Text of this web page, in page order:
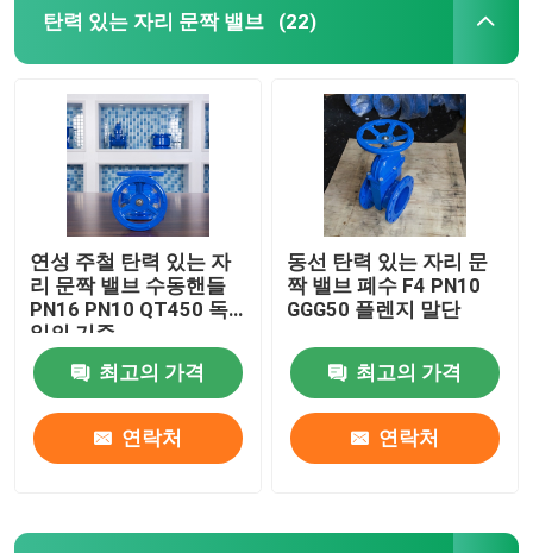
탄력 있는 자리 문짝 밸브 (22)
연성 주철 탄력 있는 자
리 문짝 밸브 수동핸들
PN16 PN10 QT450 독
일의 기준
최고의 가격
연락처
동선 탄력 있는 자리 문
짝 밸브 폐수 F4 PN10
GGG50 플렌지 말단
최고의 가격
연락처